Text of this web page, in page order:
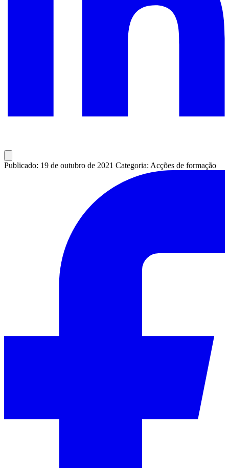
Publicado: 19 de outubro de 2021 Categoria: Acções de formação